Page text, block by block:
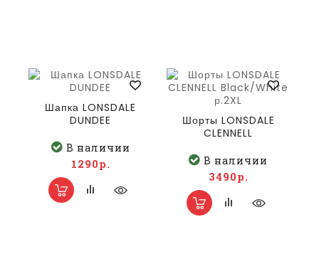
Шапка LONSDALE
DUNDEE
В наличии
1290р.
Шорты LONSDALE
CLENNELL
В наличии
3490р.